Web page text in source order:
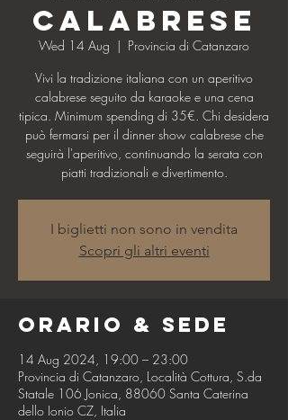
Calabrese
Wed 14 Aug
  |
Provincia di Catanzaro
Vivi la tradizione italiana con un aperitivo
calabrese seguito da karaoke e una cena
tipica. Minimum spending di 35€. Chi desidera
può fermarsi per il dinner show calabrese che
seguirà l'aperitivo, continuando la serata con
piatti tradizionali e divertimento.
I biglietti non sono in vendita
Scopri gli altri eventi
Orario & Sede
14 Aug 2024, 19:00 – 23:00
Provincia di Catanzaro, Località Cottura, S.da
Statale 106 Jonica, 88060 Santa Caterina
dello Ionio CZ, Italia